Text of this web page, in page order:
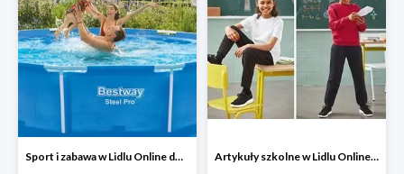
Sport i zabawa w Lidlu Online do -28% Artykuły szkolne w Lidlu Online od 8,99 zł